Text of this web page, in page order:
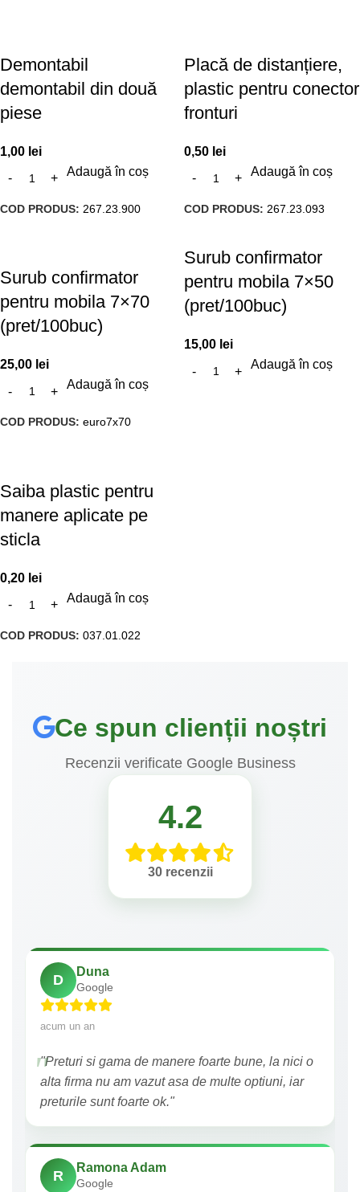
Demontabil
demontabil din două
piese
1,00 lei
Adaugă în coș
COD PRODUS: 267.23.900
Placă de distanțiere,
plastic pentru conector
fronturi
0,50 lei
Adaugă în coș
COD PRODUS: 267.23.093
Surub confirmator
pentru mobila 7×70
(pret/100buc)
25,00 lei
Adaugă în coș
COD PRODUS: euro7x70
Surub confirmator
pentru mobila 7×50
(pret/100buc)
15,00 lei
Adaugă în coș
Saiba plastic pentru
manere aplicate pe
sticla
0,20 lei
Adaugă în coș
COD PRODUS: 037.01.022
Ce spun clienții noștri
Recenzii verificate Google Business
4.2
30 recenzii
D
Duna
Google
acum un an
"Preturi si gama de manere foarte bune, la nici o
alta firma nu am vazut asa de multe optiuni, iar
preturile sunt foarte ok."
R
Ramona Adam
Google